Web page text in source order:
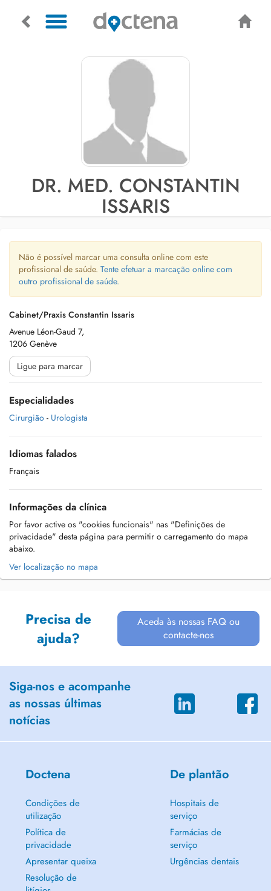
DR. MED. CONSTANTIN
ISSARIS
Não é possível marcar uma consulta online com este
profissional de saúde. Tente efetuar a marcação online com
outro profissional de saúde.
Cabinet/Praxis Constantin Issaris
Avenue Léon-Gaud 7,
1206 Genève
Ligue para marcar
Especialidades
Cirurgião - Urologista
Idiomas falados
Français
Informações da clínica
Por favor active os "cookies funcionais" nas "Definições de
privacidade" desta página para permitir o carregamento do mapa
abaixo.
Ver localização no mapa
Precisa de
ajuda?
Aceda às nossas FAQ ou
contacte-nos
Siga-nos e acompanhe
as nossas últimas
notícias
Doctena
Condições de
utilização
Política de
privacidade
Apresentar queixa
Resolução de
De plantão
Hospitais de
serviço
Farmácias de
serviço
Urgências dentais